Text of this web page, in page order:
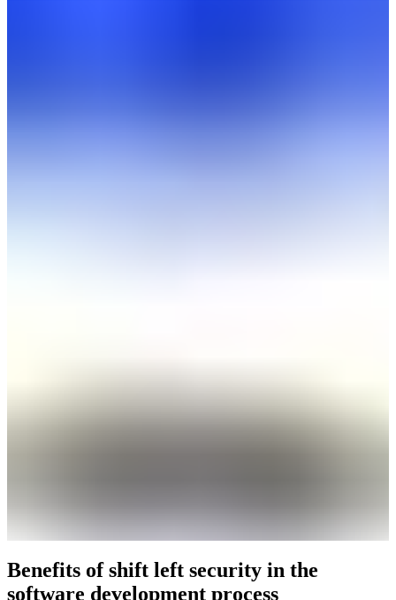
Benefits of shift left security in the
software development process